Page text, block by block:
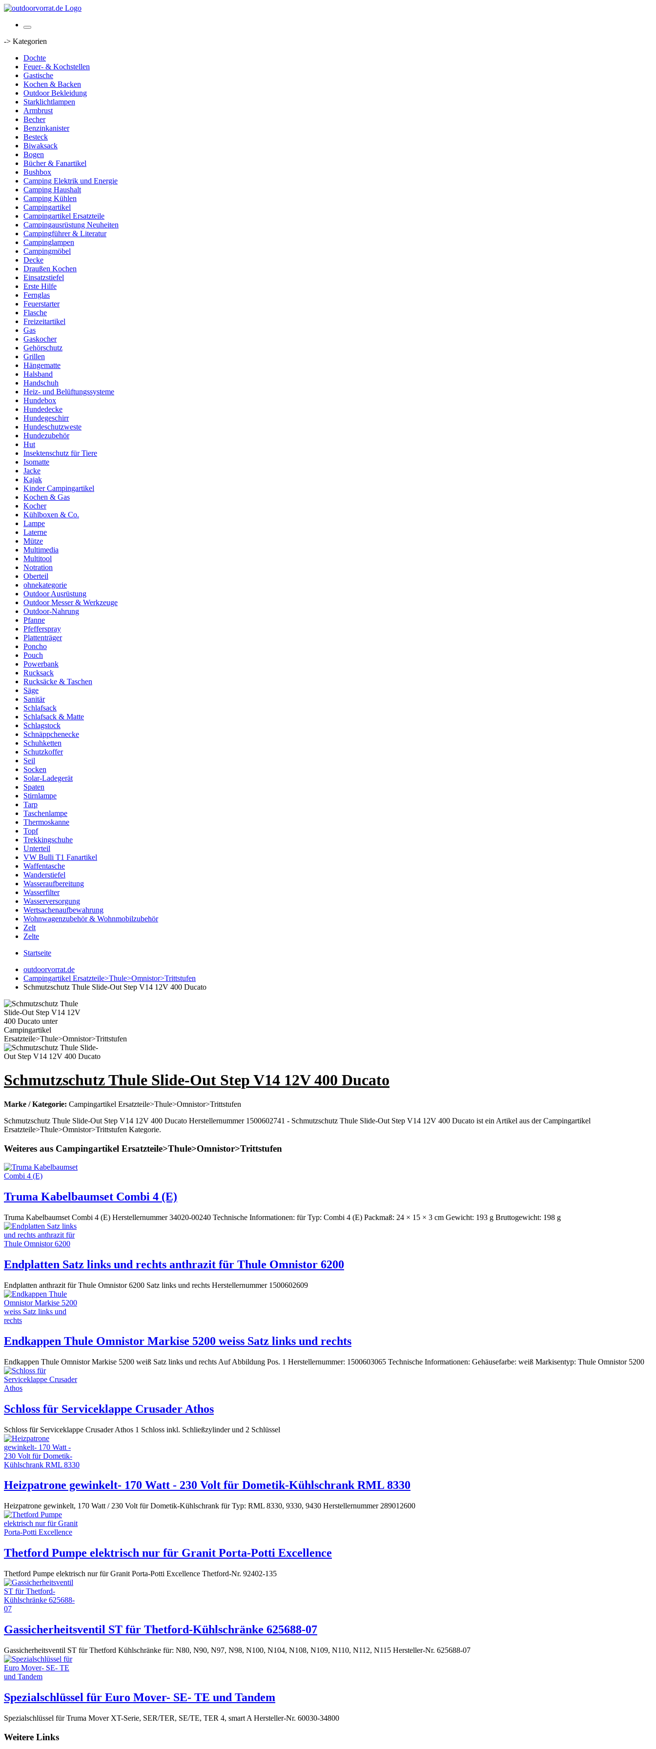
-> Kategorien
Dochte
Feuer- & Kochstellen
Gastische
Kochen & Backen
Outdoor Bekleidung
Starklichtlampen
Armbrust
Becher
Benzinkanister
Besteck
Biwaksack
Bogen
Bücher & Fanartikel
Bushbox
Camping Elektrik und Energie
Camping Haushalt
Camping Kühlen
Campingartikel
Campingartikel Ersatzteile
Campingausrüstung Neuheiten
Campingführer & Literatur
Campinglampen
Campingmöbel
Decke
Draußen Kochen
Einsatzstiefel
Erste Hilfe
Fernglas
Feuerstarter
Flasche
Freizeitartikel
Gas
Gaskocher
Gehörschutz
Grillen
Hängematte
Halsband
Handschuh
Heiz- und Belüftungssysteme
Hundebox
Hundedecke
Hundegeschirr
Hundeschutzweste
Hundezubehör
Hut
Insektenschutz für Tiere
Isomatte
Jacke
Kajak
Kinder Campingartikel
Kochen & Gas
Kocher
Kühlboxen & Co.
Lampe
Laterne
Mütze
Multimedia
Multitool
Notration
Oberteil
ohnekategorie
Outdoor Ausrüstung
Outdoor Messer & Werkzeuge
Outdoor-Nahrung
Pfanne
Pfefferspray
Plattenträger
Poncho
Pouch
Powerbank
Rucksack
Rucksäcke & Taschen
Säge
Sanitär
Schlafsack
Schlafsack & Matte
Schlagstock
Schnäppchenecke
Schuhketten
Schutzkoffer
Seil
Socken
Solar-Ladegerät
Spaten
Stirnlampe
Tarp
Taschenlampe
Thermoskanne
Topf
Trekkingschuhe
Unterteil
VW Bulli T1 Fanartikel
Waffentasche
Wanderstiefel
Wasseraufbereitung
Wasserfilter
Wasserversorgung
Wertsachenaufbewahrung
Wohnwagenzubehör & Wohnmobilzubehör
Zelt
Zelte
Startseite
outdoorvorrat.de
Campingartikel Ersatzteile>Thule>Omnistor>Trittstufen
Schmutzschutz Thule Slide-Out Step V14 12V 400 Ducato
Schmutzschutz Thule Slide-Out Step V14 12V 400 Ducato
Marke / Kategorie: Campingartikel Ersatzteile>Thule>Omnistor>Trittstufen
Schmutzschutz Thule Slide-Out Step V14 12V 400 Ducato Herstellernummer 1500602741 - Schmutzschutz Thule Slide-Out Step V14 12V 400 Ducato ist ein Artikel aus der Campingartikel
Ersatzteile>Thule>Omnistor>Trittstufen Kategorie.
Weiteres aus Campingartikel Ersatzteile>Thule>Omnistor>Trittstufen
Truma Kabelbaumset Combi 4 (E)
Truma Kabelbaumset Combi 4 (E) Herstellernummer 34020-00240 Technische Informationen: für Typ: Combi 4 (E) Packmaß: 24 × 15 × 3 cm Gewicht: 193 g Bruttogewicht: 198 g
Endplatten Satz links und rechts anthrazit für Thule Omnistor 6200
Endplatten anthrazit für Thule Omnistor 6200 Satz links und rechts Herstellernummer 1500602609
Endkappen Thule Omnistor Markise 5200 weiss Satz links und rechts
Endkappen Thule Omnistor Markise 5200 weiß Satz links und rechts Auf Abbildung Pos. 1 Herstellernummer: 1500603065 Technische Informationen: Gehäusefarbe: weiß Markisentyp: Thule Omnistor 5200
Schloss für Serviceklappe Crusader Athos
Schloss für Serviceklappe Crusader Athos 1 Schloss inkl. Schließzylinder und 2 Schlüssel
Heizpatrone gewinkelt- 170 Watt - 230 Volt für Dometik-Kühlschrank RML 8330
Heizpatrone gewinkelt, 170 Watt / 230 Volt für Dometik-Kühlschrank für Typ: RML 8330, 9330, 9430 Herstellernummer 289012600
Thetford Pumpe elektrisch nur für Granit Porta-Potti Excellence
Thetford Pumpe elektrisch nur für Granit Porta-Potti Excellence Thetford-Nr. 92402-135
Gassicherheitsventil ST für Thetford-Kühlschränke 625688-07
Gassicherheitsventil ST für Thetford Kühlschränke für: N80, N90, N97, N98, N100, N104, N108, N109, N110, N112, N115 Hersteller-Nr. 625688-07
Spezialschlüssel für Euro Mover- SE- TE und Tandem
Spezialschlüssel für Truma Mover XT-Serie, SER/TER, SE/TE, TER 4, smart A Hersteller-Nr. 60030-34800
Weitere Links